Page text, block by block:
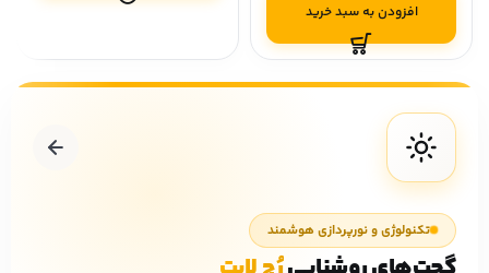
افزودن به سبد خرید
تکنولوژی و نورپردازی هوشمند